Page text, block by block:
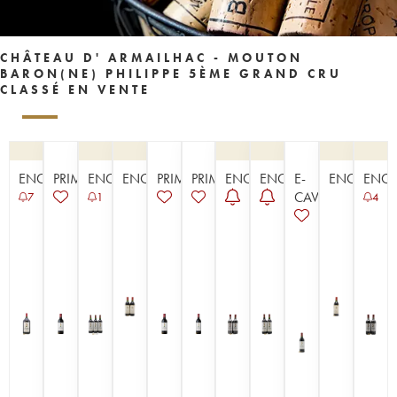
CHÂTEAU D' ARMAILHAC - MOUTON
BARON(NE) PHILIPPE 5ÈME GRAND CRU
CLASSÉ EN VENTE
ENCHÈRE
7
PRIMEURENCHÈRE
1
ENCHÈREPRIMEURPRIMEURENCHÈREENCHÈRE
E-
CAVISTE
ENCHÈRE
4